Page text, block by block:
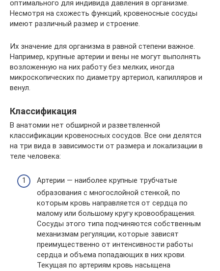
оптимального для индивида давления в организме.
Несмотря на схожесть функций, кровеносные сосуды
имеют различный размер и строение.
Их значение для организма в равной степени важное.
Например, крупные артерии и вены не могут выполнять
возложенную на них работу без мелких, иногда
микроскопических по диаметру артериол, капилляров и
венул.
Классификация
В анатомии нет обширной и разветвленной
классификации кровеносных сосудов. Все они делятся
на три вида в зависимости от размера и локализации в
теле человека:
Артерии — наиболее крупные трубчатые
образования с многослойной стенкой, по
которым кровь направляется от сердца по
малому или большому кругу кровообращения.
Сосуды этого типа подчиняются собственным
механизмам регуляции, которые зависят
преимущественно от интенсивности работы
сердца и объема попадающих в них крови.
Текущая по артериям кровь насыщена